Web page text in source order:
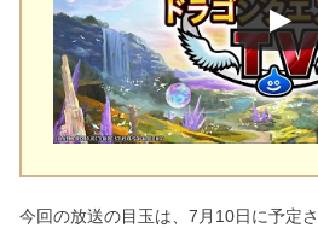
今回の放送の目玉は、7月10日に予定